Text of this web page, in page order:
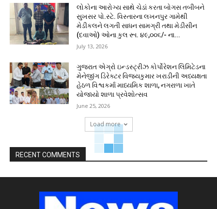
લોકોના આરોગ્ય સાથે ચેડાં કરતા બોગસ તબીબને
સુખસર પો.સ્ટે. વિસ્તારના લખનપુર ગામેથી
મેડીકલને લગતી સાધન સામગ્રી તથા મેડીસીન
(દવાઓ) ઓના કુલ રૂા. ૪૯,૦૦૬/- ના...
July 13, 2026
ગુજરાત એગ્રો ઇન્ડસ્ટ્રીઝ કોર્પોરેશન લિમિટેડના
મેનેજીંગ ડિરેક્ટર વિજયકુમાર ખરાડીની અધ્યક્ષતા
હેઠળ વિશ્વકર્મા માધ્યમિક શાળા, નગરાળા ખાતે
યોજાયો શાળા પ્રવેશોત્સવ
June 25, 2026
Load more
RECENT COMMENTS